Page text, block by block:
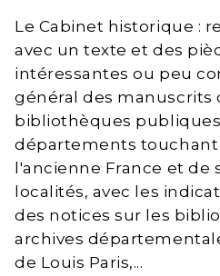
Le Cabinet historique :
avec un texte et des
intéressantes ou peu
général des
bibliothèques
départements touchant
l'ancienne France et de
localités, avec les
des notices sur les
archives
de Louis Paris,...